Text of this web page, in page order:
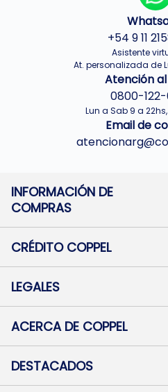
+54 9 11
Asistente
At. personalizada de
Atención
0800-
Lun a Sab 9 a 22hs,
Email de
INFORMACIÓN DE
COMPRAS
Términos y condiciones
Botón de arrepentimiento
Mapa de sitio
CRÉDITO COPPEL
Solicitar Crédito
Medios de Pago
Pago Fácil Online
LEGALES
Baja contratos
Defensa al consumidor CABA
ACERCA DE COPPEL
Trabajá con Nosotros
Preguntas Frecuentes
DESTACADOS